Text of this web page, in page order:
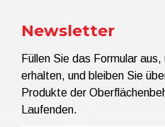
Newsletter
Füllen Sie das Formular
erhalten, und bleiben Sie
Produkte der
Laufenden.